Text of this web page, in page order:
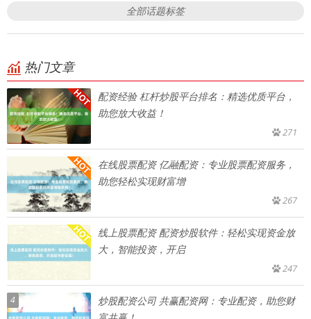
全部话题标签
热门文章
配资经验 杠杆炒股平台排名：精选优质平台，
助您放大收益！
271
在线股票配资 亿融配资：专业股票配资服务，
助您轻松实现财富增
267
线上股票配资 配资炒股软件：轻松实现资金放
大，智能投资，开启
247
4
炒股配资公司 共赢配资网：专业配资，助您财